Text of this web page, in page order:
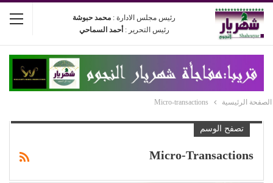
رئيس مجلس الادارة : محمد حبوشة
رئيس التحرير : أحمد السماحي
الصفحة الرئيسية Micro-transactions
تصفح الوسم
Micro-Transactions